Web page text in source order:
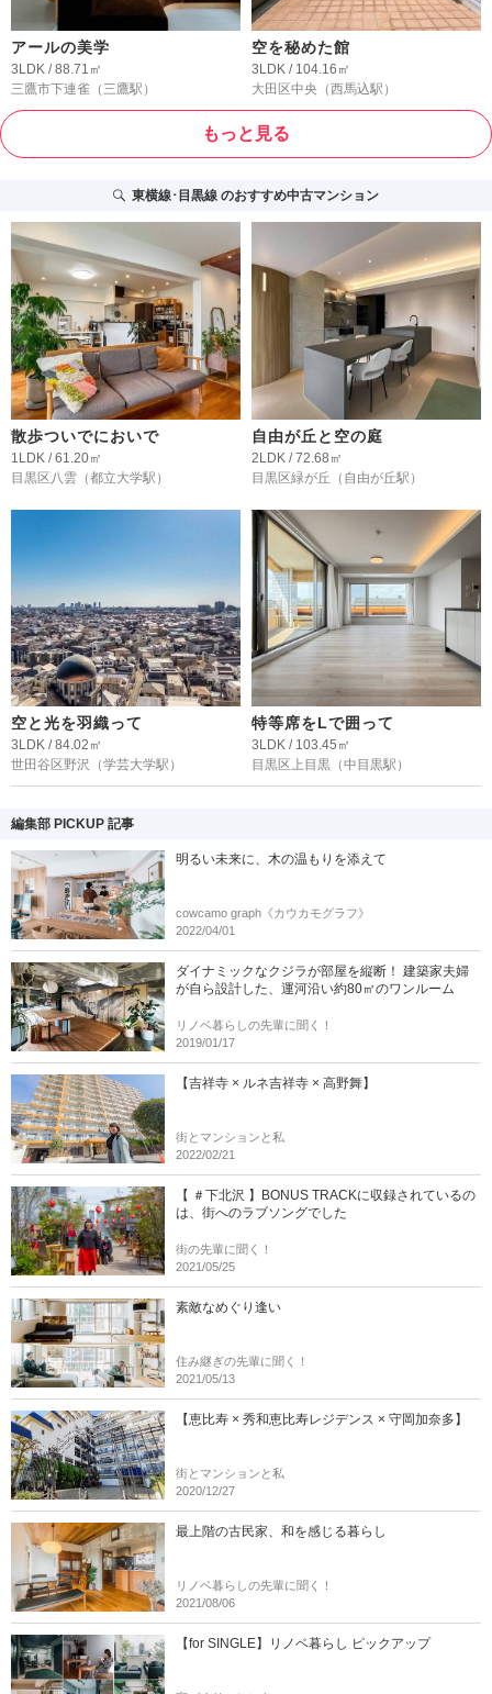
アールの美学
3LDK / 88.71㎡
三鷹市下連雀 （三鷹駅）
空を秘めた館
3LDK / 104.16㎡
大田区中央 （西馬込駅）
もっと見る
東横線･目黒線のおすすめ中古マンション
散歩ついでにおいで
1LDK / 61.20㎡
目黒区八雲 （都立大学駅）
自由が丘と空の庭
2LDK / 72.68㎡
目黒区緑が丘 （自由が丘駅）
空と光を羽織って
3LDK / 84.02㎡
世田谷区野沢 （学芸大学駅）
特等席をLで囲って
3LDK / 103.45㎡
目黒区上目黒 （中目黒駅）
編集部 PICKUP 記事
明るい未来に、木の温もりを添えて
cowcamo graph《カウカモグラフ》
2022/04/01
ダイナミックなクジラが部屋を縦断！ 建築家夫婦
が自ら設計した、運河沿い約80㎡のワンルーム
リノベ暮らしの先輩に聞く！
2019/01/17
【吉祥寺 × ルネ吉祥寺 × 高野舞】
街とマンションと私
2022/02/21
【 ＃下北沢 】BONUS TRACKに収録されているの
は、街へのラブソングでした
街の先輩に聞く！
2021/05/25
素敵なめぐり逢い
住み継ぎの先輩に聞く！
2021/05/13
【恵比寿 × 秀和恵比寿レジデンス × 守岡加奈多】
街とマンションと私
2020/12/27
最上階の古民家、和を感じる暮らし
リノベ暮らしの先輩に聞く！
2021/08/06
【for SINGLE】リノベ暮らし ピックアップ